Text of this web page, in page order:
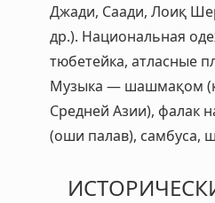
Джади, Саади, Лоиқ
др.). Национальная
тюбетейка, атласные
Музыка — шашмақом
Средней Азии), фалак
(оши палав), самбуса,